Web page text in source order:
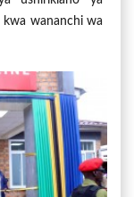
kwa wananchi wa